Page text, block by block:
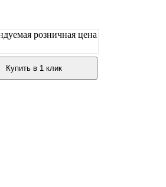
розничная цена
Купить в 1 клик